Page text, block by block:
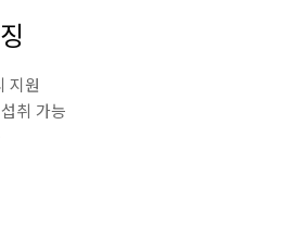
지원
취 가능